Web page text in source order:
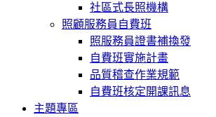
社區式長照機構
照顧服務員自費班
照服務員證書補換發
自費班實施計畫
品質稽查作業規範
自費班核定開課訊息
主題專區